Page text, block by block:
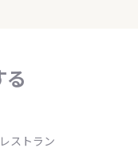
ストラン